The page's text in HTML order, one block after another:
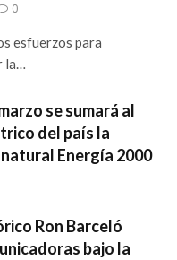
0
esfuerzos para
la…
se sumará al
del país la
Energía 2000
Ron Barceló
bajo la